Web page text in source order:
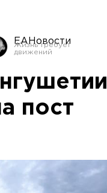
ЕАНовости
пост